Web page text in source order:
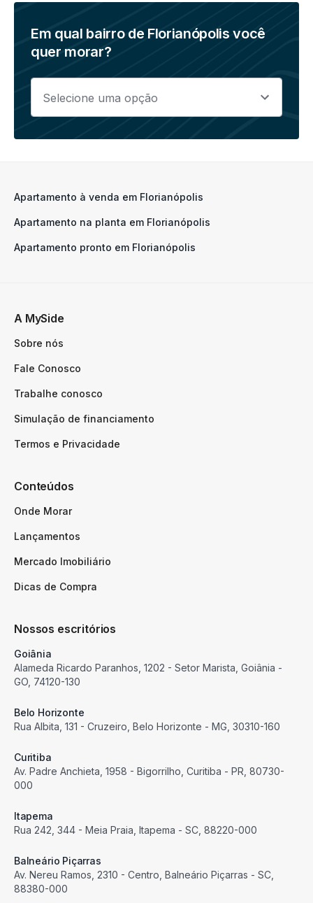
Em qual bairro de Florianópolisvocê
quer morar?
Apartamento à venda em Florianópolis
Apartamento na planta em Florianópolis
Apartamento pronto em Florianópolis
A MySide
Sobre nós
Fale Conosco
Trabalhe conosco
Simulação de financiamento
Termos e Privacidade
Conteúdos
Onde Morar
Lançamentos
Mercado Imobiliário
Dicas de Compra
Nossos escritórios
Goiânia
Alameda Ricardo Paranhos, 1202 - Setor Marista, Goiânia -
GO, 74120-130
Belo Horizonte
Rua Albita, 131 - Cruzeiro, Belo Horizonte - MG, 30310-160
Curitiba
Av. Padre Anchieta, 1958 - Bigorrilho, Curitiba - PR, 80730-
000
Itapema
Rua 242, 344 - Meia Praia, Itapema - SC, 88220-000
Balneário Piçarras
Av. Nereu Ramos, 2310 - Centro, Balneário Piçarras - SC,
88380-000